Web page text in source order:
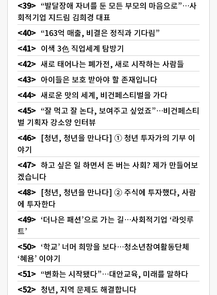
“발달장애 자녀를 둔 모든 부모의 마음으로”…사
회적기업 지드림 김희경 대표
“163억 매출, 비결은 정직과 기다림”
이색 3色 직업세계 탐방기
새로 태어나는 폐가전, 새로 시작하는 사람들
아이들은 보호 받아야 할 존재입니다
새로운 맛의 세계, 비건페스티벌을 가다
“잘 먹고 잘 논다, 보여주고 싶었죠”…비건페스티
벌 기획자 강소양 인터뷰
[청년, 청년을 만나다] ① 청년 투자가의 기부 이
야기
하고 싶은 일 하면서 돈 버는 사회? 제가 만들어보
겠습니다
[청년, 청년을 만나다] ② 주식에 투자했다, 사람
에 투자한다
‘더나은 패션’으로 가는 길…사회적기업 ‘라잇루
트’
‘학교’ 너머 희망을 보다…청소년참여활동단체
‘혜욤’ 이야기
“변화는 시작됐다”…대안교육, 미래를 말하다
청년, 지역 문제도 해결합니다